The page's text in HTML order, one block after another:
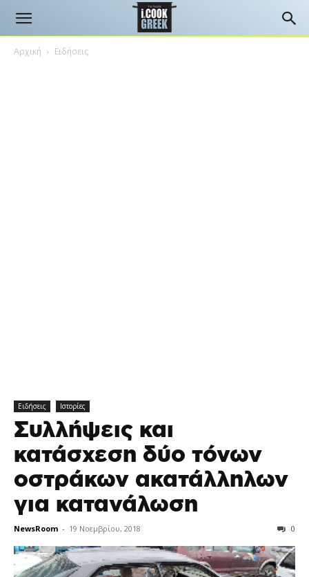
Αρχική Ειδήσεις
Ειδήσεις Ιστορίες
Συλλήψεις και
κατάσχεση δύο τόνων
οστράκων ακατάλληλων
για κατανάλωση
NewsRoom - 19 Νοεμβρίου, 2018 0